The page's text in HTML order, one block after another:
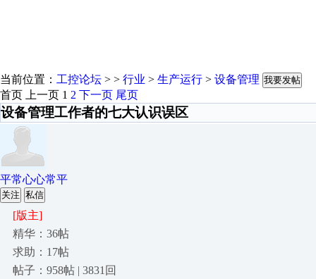
当前位置： 工控论坛 > > 行业 > 生产运行 > 设备管理 我要发帖
首页 上一页 1 2 下一页 尾页
设备管理工作者的七大认识误区
平常心心常平
关注 私信
[版主]
精华：36帖
求助：17帖
帖子：958帖 | 3831回